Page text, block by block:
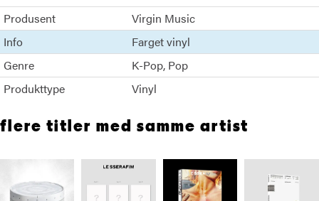
Produsent
Virgin Music
Info
Farget vinyl
Genre
K-Pop Pop
Produkttype
Vinyl
flere titler med samme artist